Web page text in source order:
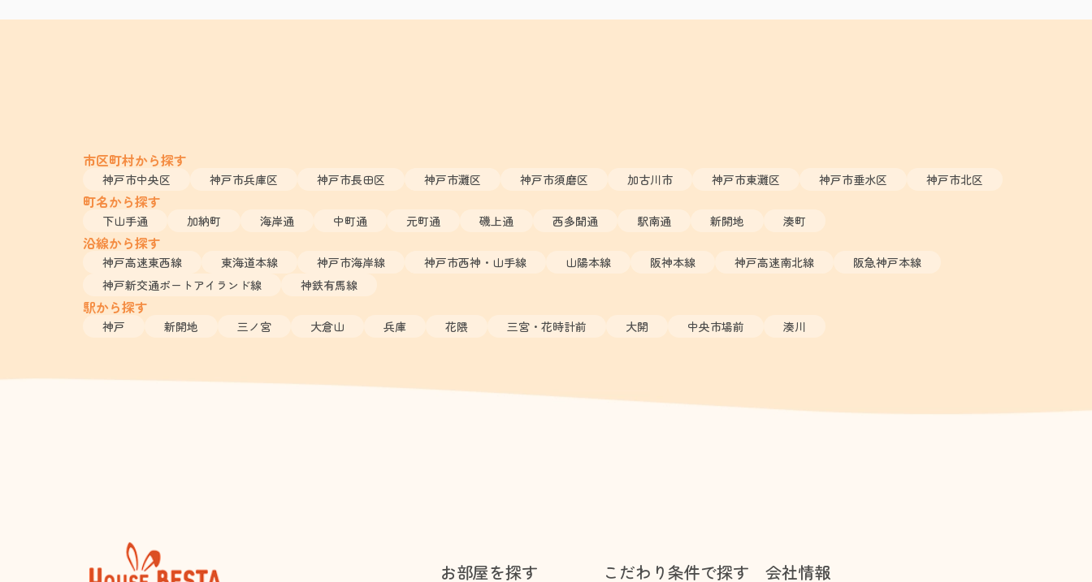
市区町村から探す
神戸市中央区 神戸市兵庫区 神戸市長田区 神戸市灘区 神戸市須磨区 加古川市 神戸市東灘区 神戸市垂水区 神戸市北区
町名から探す
下山手通 加納町 海岸通 中町通 元町通 磯上通 西多聞通 駅南通 新開地 湊町
沿線から探す
神戸高速東西線 東海道本線 神戸市海岸線 神戸市西神・山手線 山陽本線 阪神本線 神戸高速南北線
阪急神戸本線
神戸新交通ポートアイランド線
神鉄有馬線
駅から探す
神戸 新開地 三ノ宮 大倉山 兵庫 花隈 三宮・花時計前 大開 中央市場前 湊川
お部屋を探す こだわり条件で探す 会社情報